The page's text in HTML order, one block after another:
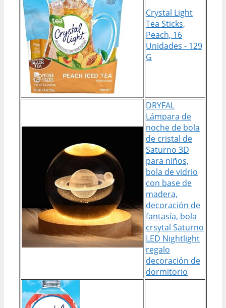
Crystal Light
Tea Sticks,
Peach, 16
Unidades - 129
G
DRYFAL
Lámpara de
noche de bola
de cristal de
Saturno 3D
para niños,
bola de vidrio
con base de
madera,
decoración de
fantasía, bola
crsytal Saturno
LED Nightlight
regalo
decoración de
dormitorio